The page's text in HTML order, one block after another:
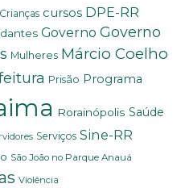
Crianças cursos DPE-RR
Governo Governo
Mulheres Márcio Coelho
Prisão Programa
Rorainópolis Saúde
Serviços Sine-RR
São João no Parque Anauá
Violência